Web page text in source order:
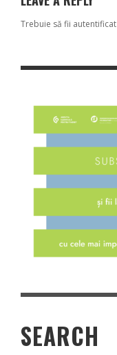
Trebuie să fii autentificat
SEARCH